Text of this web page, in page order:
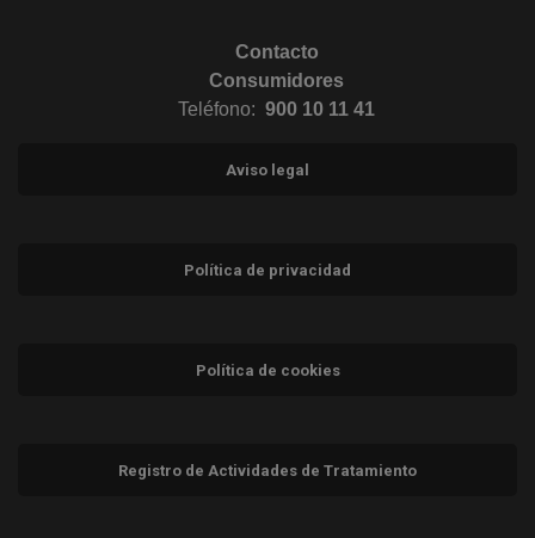
Contacto
Consumidores
Teléfono: 900 10 11 41
Aviso legal
Política de privacidad
Política de cookies
Registro de Actividades de Tratamiento